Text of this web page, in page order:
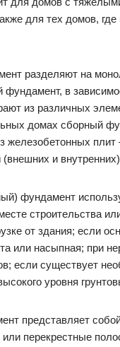
для тех домов, где
разделяют на
в
из различных
домах сборный
железобетонных
и
фундамент
строительства
от здания; если
или насыпная; при
если существует
уровня
представляет
или перекрестные